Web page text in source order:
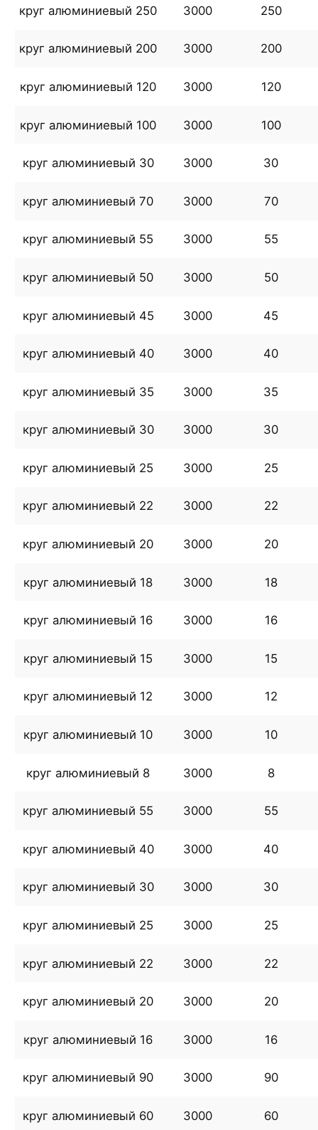
круг алюминиевый 250 3000 250
круг алюминиевый 200 3000 200
круг алюминиевый 120 3000 120
круг алюминиевый 100 3000 100
круг алюминиевый 30 3000 30
круг алюминиевый 70 3000 70
круг алюминиевый 55 3000 55
круг алюминиевый 50 3000 50
круг алюминиевый 45 3000 45
круг алюминиевый 40 3000 40
круг алюминиевый 35 3000 35
круг алюминиевый 30 3000 30
круг алюминиевый 25 3000 25
круг алюминиевый 22 3000 22
круг алюминиевый 20 3000 20
круг алюминиевый 18 3000 18
круг алюминиевый 16 3000 16
круг алюминиевый 15 3000 15
круг алюминиевый 12 3000 12
круг алюминиевый 10 3000 10
круг алюминиевый 8 3000 8
круг алюминиевый 55 3000 55
круг алюминиевый 40 3000 40
круг алюминиевый 30 3000 30
круг алюминиевый 25 3000 25
круг алюминиевый 22 3000 22
круг алюминиевый 20 3000 20
круг алюминиевый 16 3000 16
круг алюминиевый 90 3000 90
круг алюминиевый 60 3000 60